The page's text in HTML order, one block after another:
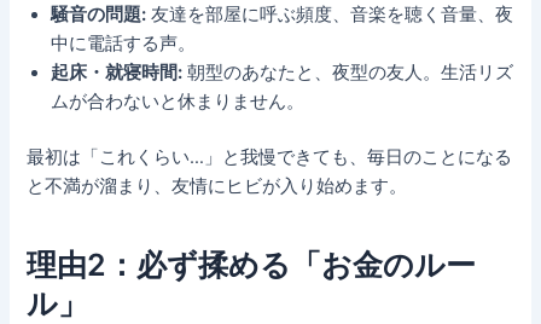
騒音の問題: 友達を部屋に呼ぶ頻度、音楽を聴く音量、夜
中に電話する声。
起床・就寝時間: 朝型のあなたと、夜型の友人。生活リズ
ムが合わないと休まりません。
最初は「これくらい…」と我慢できても、毎日のことになる
と不満が溜まり、友情にヒビが入り始めます。
理由2：必ず揉める「お金のルー
ル」